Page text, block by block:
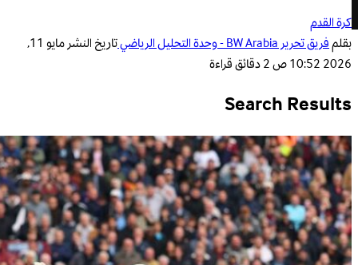
كرة القدم
بقلمفريق تحرير BW Arabia - وحدة التحليل الرياضي تاريخ النشر
مايو 11,
2026 10:52 ص
2 دقائق قراءة
Search Results